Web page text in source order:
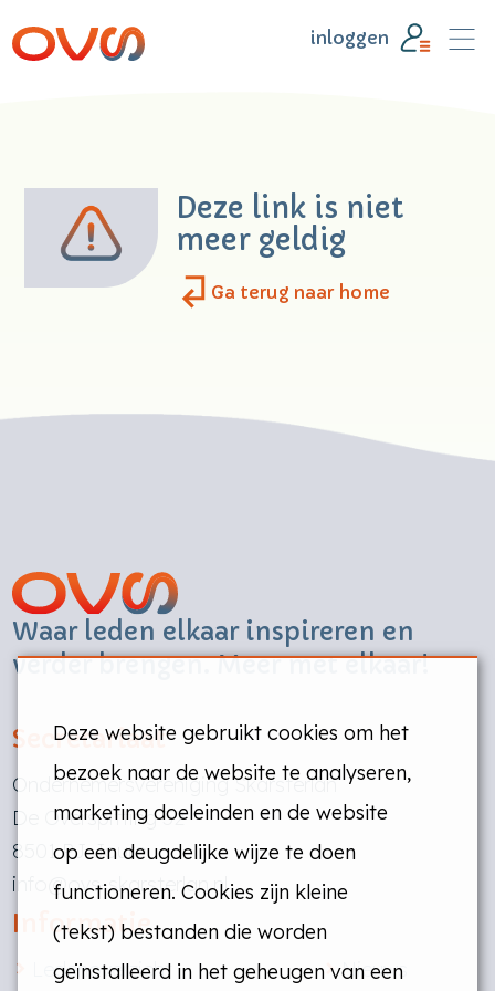
inloggen
Deze link is niet
meer geldig
Ga terug naar home
Waar leden elkaar inspireren en
verder brengen. Meer met elkaar!
Secretariaat
Ondernemersvereniging Skarsterlân
De Overspitting 52
8501 PJ Joure
info@ovs-skarsterlan.nl
Informatie
Ledenoverzicht
Nieuws
Deze website gebruikt cookies om het
bezoek naar de website te analyseren,
marketing doeleinden en de website
op een deugdelijke wijze te doen
functioneren. Cookies zijn kleine
(tekst) bestanden die worden
geïnstalleerd in het geheugen van een